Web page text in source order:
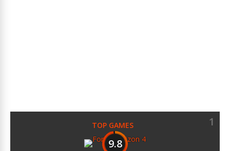
TOP GAMES
1
9.8